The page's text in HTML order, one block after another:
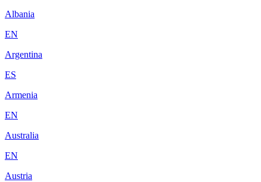
Albania
EN
Argentina
ES
Armenia
EN
Australia
EN
Austria